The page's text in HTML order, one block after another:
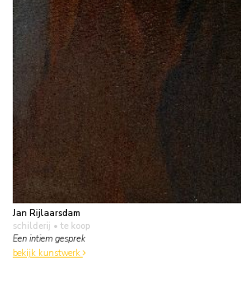
Jan Rijlaarsdam
schilderij • te koop
Een intiem gesprek
bekijk kunstwerk